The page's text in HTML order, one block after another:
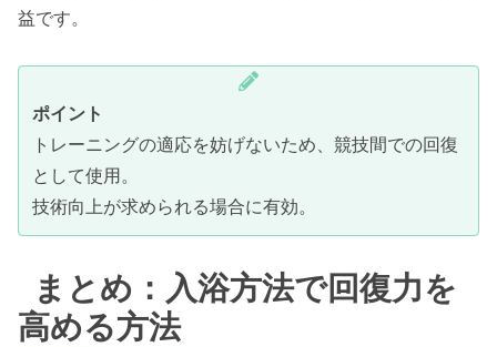
益です。
ポイント
トレーニングの適応を妨げないため、競技間での回復
として使用。
技術向上が求められる場合に有効。
まとめ：入浴方法で回復力を
高める方法